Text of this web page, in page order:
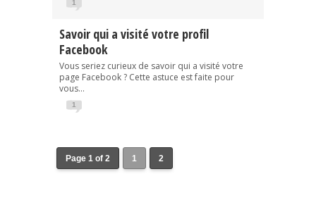
1
Savoir qui a visité votre profil
Facebook
Vous seriez curieux de savoir qui a visité votre
page Facebook ? Cette astuce est faite pour
vous...
1
Page 1 of 2 1 2